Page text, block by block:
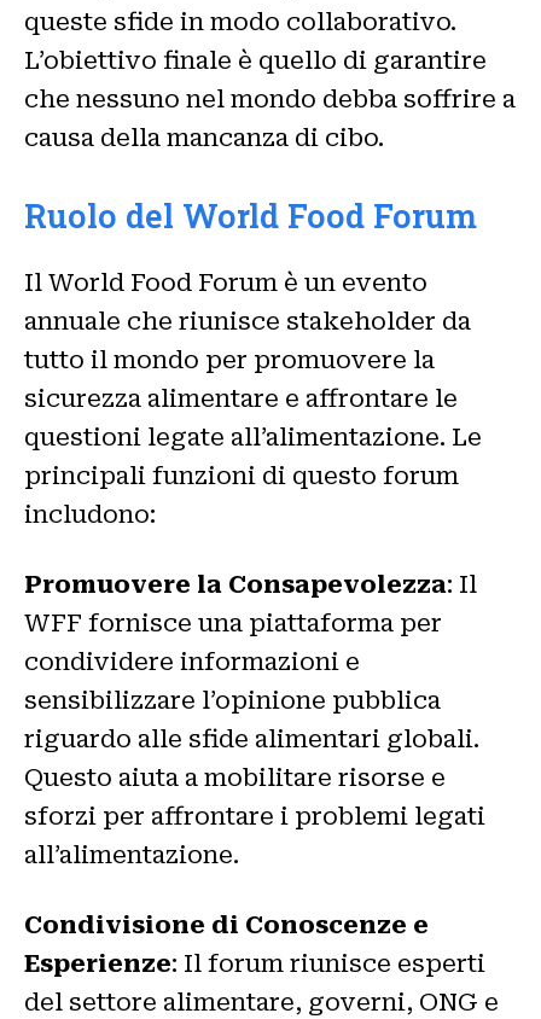
queste sfide in modo collaborativo.
L’obiettivo finale è quello di garantire
che nessuno nel mondo debba soffrire a
causa della mancanza di cibo.
Ruolo del World Food Forum
Il World Food Forum è un evento
annuale che riunisce stakeholder da
tutto il mondo per promuovere la
sicurezza alimentare e affrontare le
questioni legate all’alimentazione. Le
principali funzioni di questo forum
includono:
Promuovere la Consapevolezza: Il
WFF fornisce una piattaforma per
condividere informazioni e
sensibilizzare l’opinione pubblica
riguardo alle sfide alimentari globali.
Questo aiuta a mobilitare risorse e
sforzi per affrontare i problemi legati
all’alimentazione.
Condivisione di Conoscenze e
Esperienze: Il forum riunisce esperti
del settore alimentare, governi, ONG e